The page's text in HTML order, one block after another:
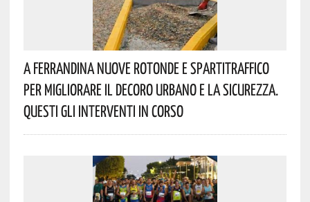
A Ferrandina Nuove Rotonde E Spartitraffico
Per Migliorare Il Decoro Urbano E La Sicurezza.
Questi Gli Interventi In Corso